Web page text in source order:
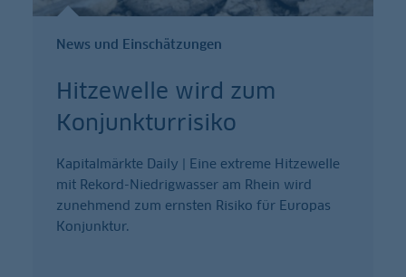
News und Einschätzungen
Hitzewelle wird zum
Konjunkturrisiko
Kapitalmärkte Daily | Eine extreme Hitzewelle
mit Rekord-Niedrigwasser am Rhein wird
zunehmend zum ernsten Risiko für Europas
Konjunktur.